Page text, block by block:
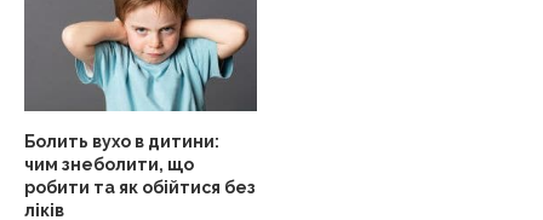
Болить вухо в дитини:
чим знеболити, що
робити та як обійтися без
ліків